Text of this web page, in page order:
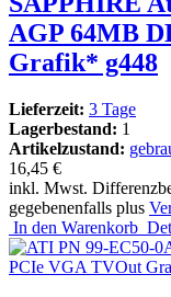
AGP 64MB
Grafik* g448
Lieferzeit: 3 Tage
Lagerbestand: 1
Artikelzustand:
16,45 €
inkl. Mwst.
gegebenenfalls plus
In den Warenkorb